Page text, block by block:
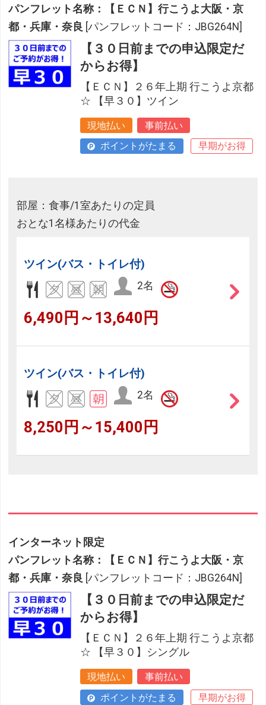
パンフレット名称：【ＥＣＮ】行こうよ大阪・京
都・兵庫・奈良 [パンフレットコード：JBG264N]
【３０日前までの申込限定だ
からお得】
【ＥＣＮ】２６年上期 行こうよ京都
☆ 【早３０】ツイン
現地払い
事前払い
ポイントがたまる
早期がお得
部屋：食事/1室あたりの定員
おとな1名様あたりの代金
ツイン(バス・トイレ付)
2名
6,490円～13,640円
ツイン(バス・トイレ付)
2名
8,250円～15,400円
インターネット限定
パンフレット名称：【ＥＣＮ】行こうよ大阪・京
都・兵庫・奈良 [パンフレットコード：JBG264N]
【３０日前までの申込限定だ
からお得】
【ＥＣＮ】２６年上期 行こうよ京都
☆ 【早３０】シングル
現地払い
事前払い
ポイントがたまる
早期がお得